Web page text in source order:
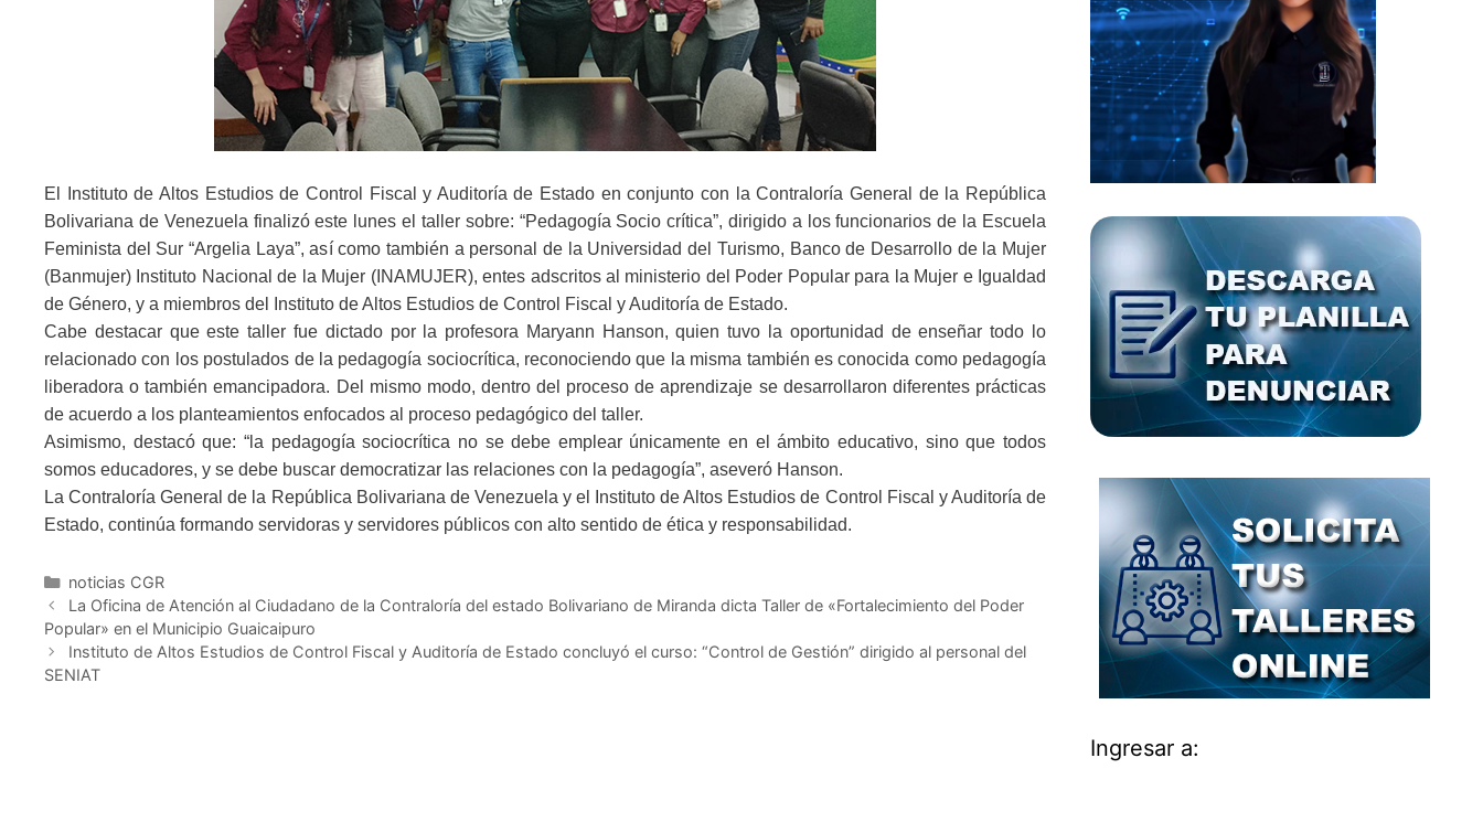
El Instituto de Altos Estudios de Control Fiscal y Auditoría de Estado en conjunto con la Contraloría General de la República
Bolivariana de Venezuela finalizó este lunes el taller sobre: “Pedagogía Socio crítica”, dirigido a los funcionarios de la Escuela
Feminista del Sur “Argelia Laya”, así como también a personal de la Universidad del Turismo, Banco de Desarrollo de la Mujer
(Banmujer) Instituto Nacional de la Mujer (INAMUJER), entes adscritos al ministerio del Poder Popular para la Mujer e Igualdad
de Género, y a miembros del Instituto de Altos Estudios de Control Fiscal y Auditoría de Estado.
Cabe destacar que este taller fue dictado por la profesora Maryann Hanson, quien tuvo la oportunidad de enseñar todo lo
relacionado con los postulados de la pedagogía sociocrítica, reconociendo que la misma también es conocida como pedagogía
liberadora o también emancipadora. Del mismo modo, dentro del proceso de aprendizaje se desarrollaron diferentes prácticas
de acuerdo a los planteamientos enfocados al proceso pedagógico del taller.
Asimismo, destacó que: “la pedagogía sociocrítica no se debe emplear únicamente en el ámbito educativo, sino que todos
somos educadores, y se debe buscar democratizar las relaciones con la pedagogía”, aseveró Hanson.
La Contraloría General de la República Bolivariana de Venezuela y el Instituto de Altos Estudios de Control Fiscal y Auditoría de
Estado, continúa formando servidoras y servidores públicos con alto sentido de ética y responsabilidad.
noticias CGR
La Oficina de Atención al Ciudadano de la Contraloría del estado Bolivariano de Miranda dicta Taller de «Fortalecimiento del Poder
Popular» en el Municipio Guaicaipuro
Instituto de Altos Estudios de Control Fiscal y Auditoría de Estado concluyó el curso: “Control de Gestión” dirigido al personal del
SENIAT
Ingresar a: